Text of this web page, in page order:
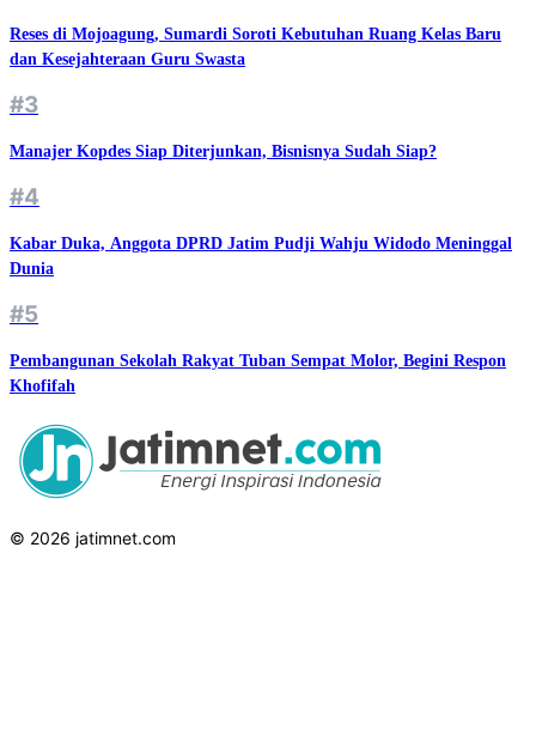
Reses di Mojoagung, Sumardi Soroti Kebutuhan Ruang Kelas Baru
dan Kesejahteraan Guru Swasta
#3
Manajer Kopdes Siap Diterjunkan, Bisnisnya Sudah Siap?
#4
Kabar Duka, Anggota DPRD Jatim Pudji Wahju Widodo Meninggal
Dunia
#5
Pembangunan Sekolah Rakyat Tuban Sempat Molor, Begini Respon
Khofifah
© 2026 jatimnet.com